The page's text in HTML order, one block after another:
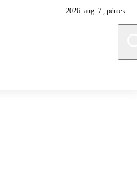
2026. aug. 7., péntek